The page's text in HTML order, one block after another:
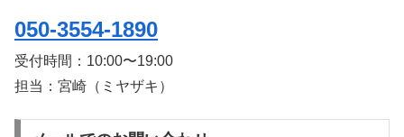
050-3554-1890
受付時間： 10:00〜19:00
担当：宮崎（ミヤザキ）